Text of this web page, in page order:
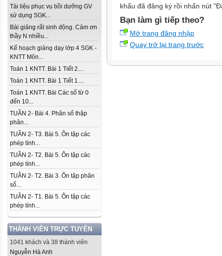
Tài liệu phục vụ bồi dưỡng GV
sử dụng SGK...
Bài giảng rất sinh động. Cảm ơn
thầy N nhiều...
Kế hoạch giảng dạy lớp 4 SGK -
KNTT Môn...
Toán 1 KNTT. Bài 1 Tiết 2....
Toán 1 KNTT. Bài 1 Tiết 1....
Toán 1 KNTT. Bài Các số từ 0
đến 10...
TUẦN 2- Bài 4. Phân số thập
phân...
TUẦN 2- T3. Bài 5. Ôn tập các
phép tính...
TUẦN 2- T2. Bài 5. Ôn tập các
phép tính...
TUẦN 2- T2. Bài 3. Ôn tập phân
số...
TUẦN 2- T1. Bài 5. Ôn tập các
phép tính...
THÀNH VIÊN TRỰC TUYẾN
1041 khách và 38 thành viên
Nguyễn Hà Anh
khẩu đã đăng ký rồi nhấn nút
Bạn làm gì tiếp theo?
Mở trang đăng nhập
Quay trở lại trang trước